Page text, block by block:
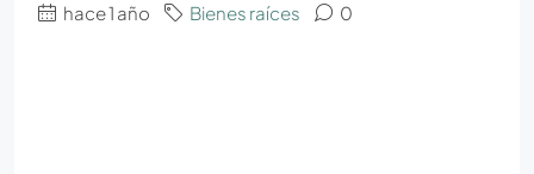
hace 1 año Bienes raíces 0